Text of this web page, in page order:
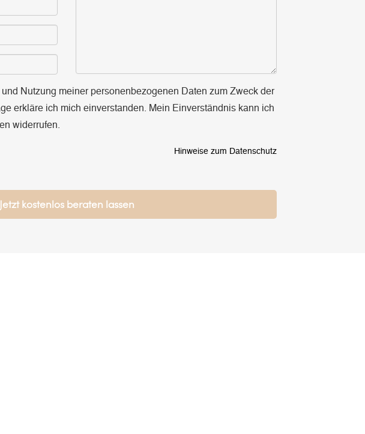
Nutzung meiner personen­bezogenen Daten zum Zweck der
erkläre ich mich einverstanden. Mein Einverständnis kann ich
widerrufen.
Hinweise zum Datenschutz